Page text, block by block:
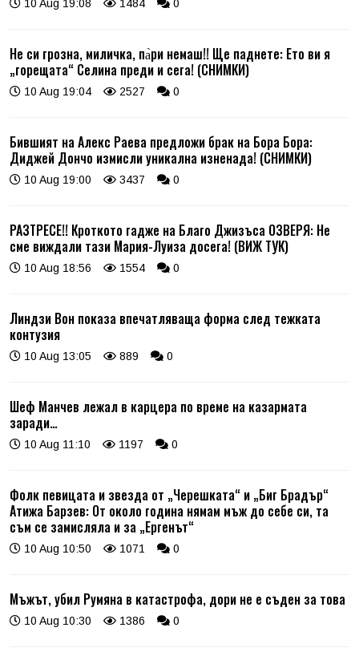
10 Aug 19:08 1484 0
Не си грозна, миличка, па̀ри немаш!! Ще паднете: Ето ви я
„горещата“ Селина преди и сега! (СНИМКИ)
10 Aug 19:04 2527 0
Бившият на Алекс Раева предложи брак на Бора Бора:
Диджей Дончо измисли уникална изненада! (СНИМКИ)
10 Aug 19:00 3437 0
РАЗТРЕСЕ!! Кроткото гадже на Благо Джизъса ОЗВЕРЯ: Не
сме виждали тази Мария-Луиза досега! (ВИЖ ТУК)
10 Aug 18:56 1554 0
Линдзи Вон показа впечатляваща форма след тежката
контузия
10 Aug 13:05 889 0
Шеф Манчев лежал в карцера по време на казармата
заради…
10 Aug 11:10 1197 0
Фолк певицата и звезда от „Черешката“ и „Биг Брадър“
Атижа Барзев: От около година нямам мъж до себе си, та
съм се замисляла и за „Ергенът“
10 Aug 10:50 1071 0
Мъжът, убил Румяна в катастрофа, дори не е съден за това
10 Aug 10:30 1386 0